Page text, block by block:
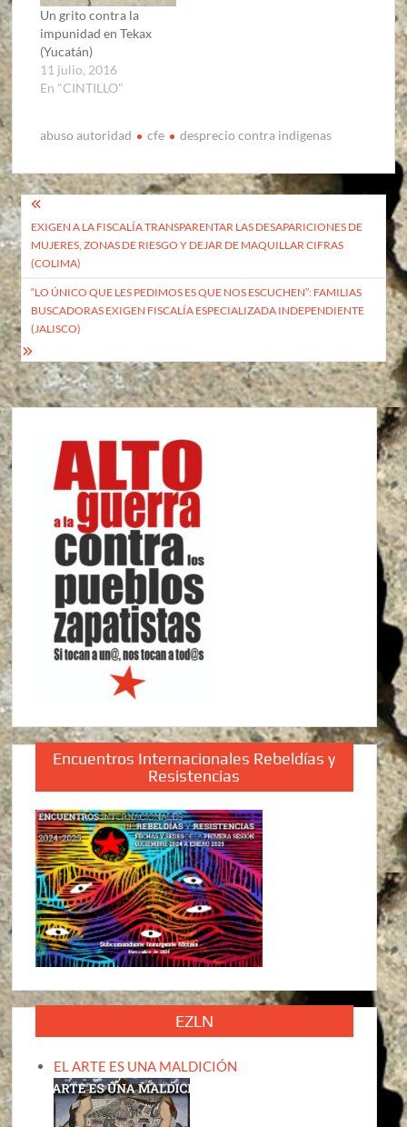
Un grito contra la
impunidad en Tekax
(Yucatán)
11 julio, 2016
En "CINTILLO"
abuso autoridad cfe desprecio contra indigenas
Navegación
de
entradas
EXIGEN A LA FISCALÍA TRANSPARENTAR LAS DESAPARICIONES DE
MUJERES, ZONAS DE RIESGO Y DEJAR DE MAQUILLAR CIFRAS
(COLIMA)
“LO ÚNICO QUE LES PEDIMOS ES QUE NOS ESCUCHEN”: FAMILIAS
BUSCADORAS EXIGEN FISCALÍA ESPECIALIZADA INDEPENDIENTE
(JALISCO)
Encuentros Internacionales Rebeldías y
Resistencias
EZLN
EL ARTE ES UNA MALDICIÓN